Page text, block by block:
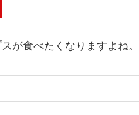
が食べたくなりますよね。